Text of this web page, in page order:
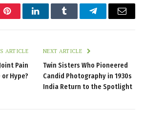
PinterestLinkedInTumblr TelegramEmail
ARTICLE
Pain
Hype?
NEXT ARTICLE
Twin Sisters Who Pioneered
Candid Photography in 1930s
India Return to the Spotlight